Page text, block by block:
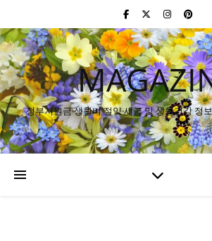
정부지원금·생활비 절약·세금 및 생활건강 정